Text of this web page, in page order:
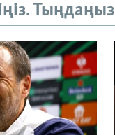
Тыңдаңыз